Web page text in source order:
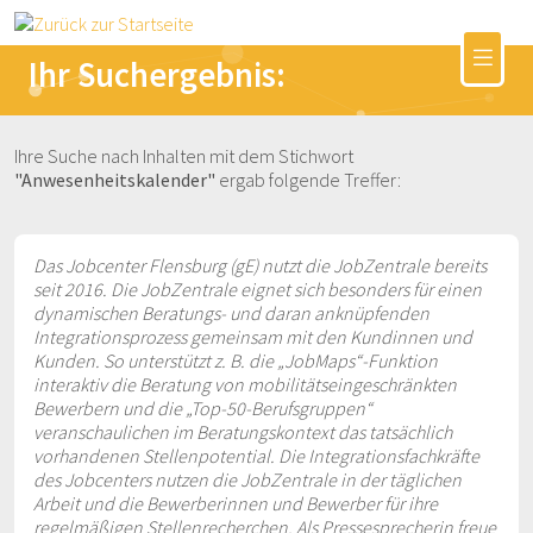
Ihr Suchergebnis:
Ihre Suche nach Inhalten mit dem Stichwort
"Anwesenheitskalender" ergab folgende Treffer:
Das Jobcenter Flensburg (gE) nutzt die JobZentrale bereits
seit 2016. Die JobZentrale eignet sich besonders für einen
dynamischen Beratungs- und daran anknüpfenden
Integrationsprozess gemeinsam mit den Kundinnen und
Kunden. So unterstützt z. B. die „JobMaps“-Funktion
interaktiv die Beratung von mobilitätseingeschränkten
Bewerbern und die „Top-50-Berufsgruppen“
veranschaulichen im Beratungskontext das tatsächlich
vorhandenen Stellenpotential. Die Integrationsfachkräfte
des Jobcenters nutzen die JobZentrale in der täglichen
Arbeit und die Bewerberinnen und Bewerber für ihre
regelmäßigen Stellenrecherchen. Als Pressesprecherin freue